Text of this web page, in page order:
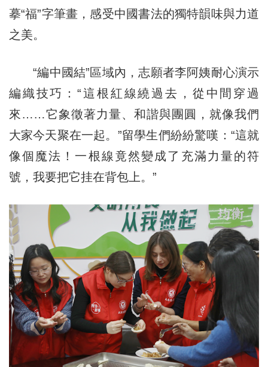
摹“福”字筆畫，感受中國書法的獨特韻味與力道
之美。
“編中國結”區域內，志願者李阿姨耐心演示
編織技巧：“這根紅線繞過去，從中間穿過
來……它象徵著力量、和諧與團圓，就像我們
大家今天聚在一起。”留學生們紛紛驚嘆：“這就
像個魔法！一根線竟然變成了充滿力量的符
號，我要把它挂在背包上。”